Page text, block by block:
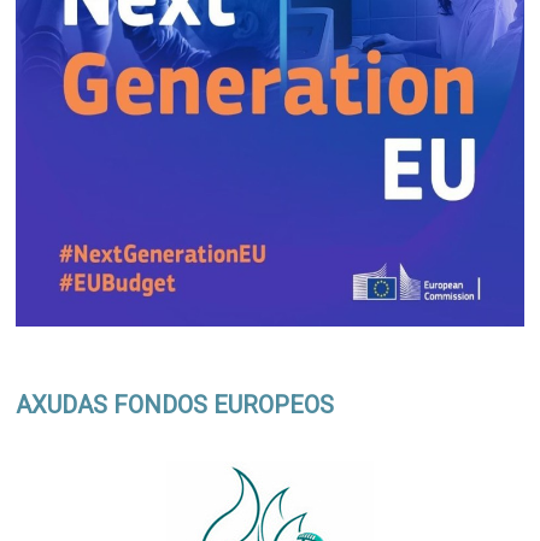
AXUDAS FONDOS EUROPEOS